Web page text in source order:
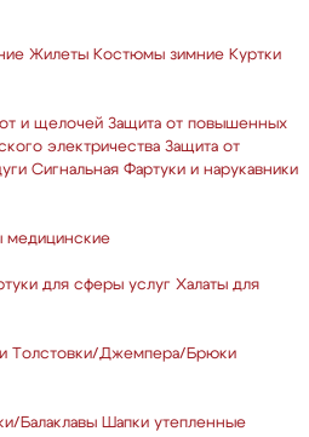
Жилеты Костюмы зимние Куртки
и щелочей Защита от повышенных
электричества Защита от
Сигнальная Фартуки и нарукавники
медицинские
для сферы услуг Халаты для
Толстовки/Джемпера/Брюки
Балаклавы Шапки утепленные